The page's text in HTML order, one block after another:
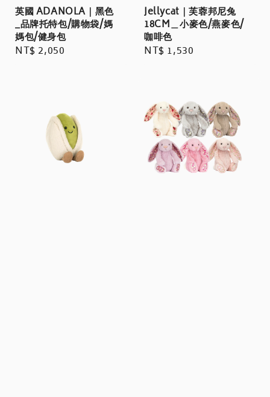
英國 ADANOLA｜黑色
_品牌托特包/購物袋/媽
媽包/健身包
Regular
NT$ 2,050
Jellycat｜芙蓉邦尼兔
18CM＿小麥色/燕麥色/
咖啡色
Regular
NT$ 1,530